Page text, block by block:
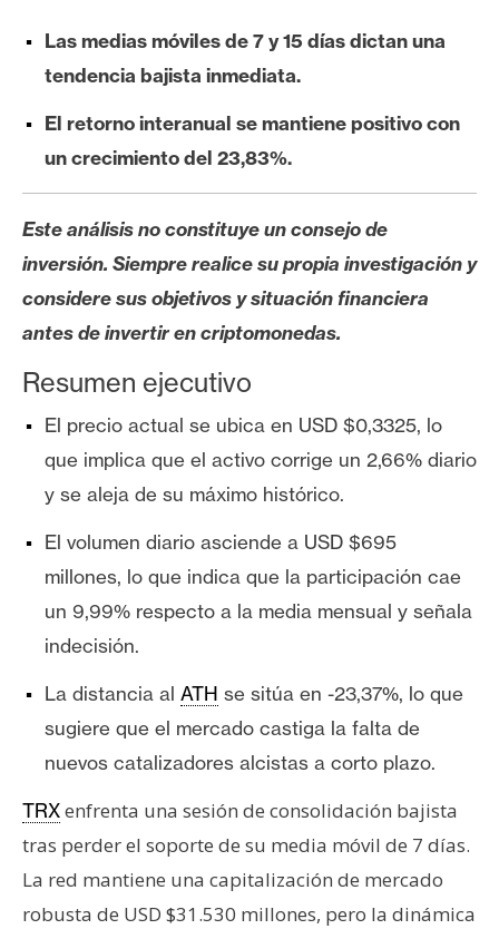
I
A
A
á
l
i
s
s
N
o
a
s
e
P
r
e
s
a
T
e
m
a
s
Las medias móviles de 7 y 15 días dictan una
tendencia bajista inmediata.
El retorno interanual se mantiene positivo con
un crecimiento del 23,83%.
Este análisis no constituye un consejo de
inversión. Siempre realice su propia investigación y
considere sus objetivos y situación financiera
antes de invertir en criptomonedas.
Resumen ejecutivo
El precio actual se ubica en USD $0,3325, lo
que implica que el activo corrige un 2,66% diario
y se aleja de su máximo histórico.
El volumen diario asciende a USD $695
millones, lo que indica que la participación cae
un 9,99% respecto a la media mensual y señala
indecisión.
La distancia al ATH se sitúa en -23,37%, lo que
sugiere que el mercado castiga la falta de
nuevos catalizadores alcistas a corto plazo.
TRXenfrenta una sesión de consolidación bajista
tras perder el soporte de su media móvil de 7 días.
La red mantiene una capitalización de mercado
robusta de USD $31.530 millones, pero la dinámica